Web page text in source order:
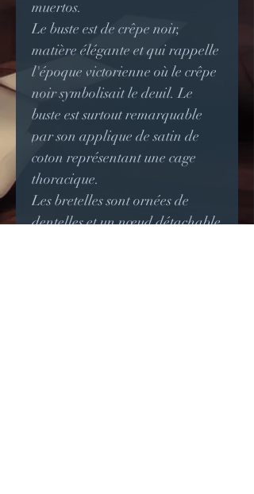
muertos.
Le buste est de crêpe noir,
matière élégante et qui rappelle
l'époque victorienne où le crêpe
noir symbolisait le deuil. Le
buste est surtout remarquable
par son applique de satin de
coton représentant une cage
thoracique.
Les bretelles sont ornées de
dentelles et un nœud détachable